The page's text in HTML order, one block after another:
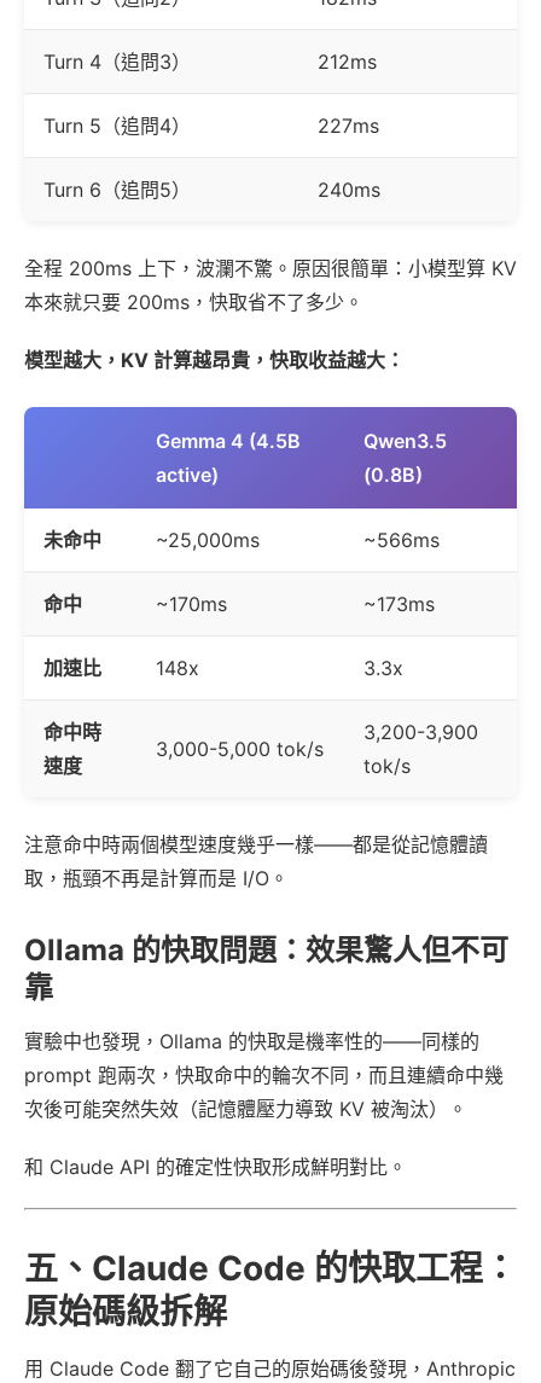
Turn 4（追問3） 212ms
Turn 5（追問4） 227ms
Turn 6（追問5） 240ms
全程 200ms 上下，波瀾不驚。原因很簡單：小模型算 KV
本來就只要 200ms，快取省不了多少。
模型越大，KV 計算越昂貴，快取收益越大：
Gemma 4 (4.5B
active)
Qwen3.5
(0.8B)
未命中 ~25,000ms ~566ms
命中 ~170ms ~173ms
加速比 148x 3.3x
命中時
速度
3,000-5,000 tok/s
3,200-3,900
tok/s
注意命中時兩個模型速度幾乎一樣——都是從記憶體讀
取，瓶頸不再是計算而是 I/O。
Ollama 的快取問題：效果驚人但不可
靠
實驗中也發現，Ollama 的快取是機率性的——同樣的
prompt 跑兩次，快取命中的輪次不同，而且連續命中幾
次後可能突然失效（記憶體壓力導致 KV 被淘汰）。
和 Claude API 的確定性快取形成鮮明對比。
五、Claude Code 的快取工程：
原始碼級拆解
用 Claude Code 翻了它自己的原始碼後發現，Anthropic